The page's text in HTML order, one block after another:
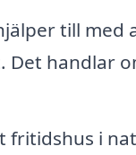
till med
handlar
fritidshus i